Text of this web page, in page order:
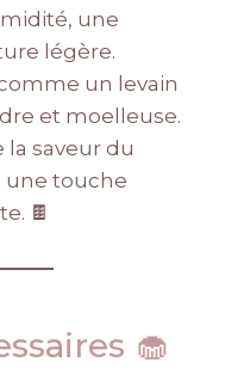
une
légère.
un levain
et moelleuse.
la saveur du
touche
🍫
🧁